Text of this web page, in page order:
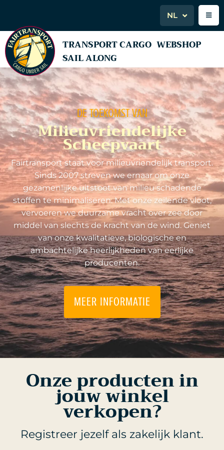
NL
TRANSPORT CARGO WEBSHOP
SAIL ALONG
DE TOEKOMST VAN
Milieuvriendelijke
Scheepvaart
Fairtransport staat voor milieuvriendelijk transport.
Sinds 2007 streven we ernaar om onze
gezamenlijke uitstoot van milieu schadende
stoffen te minimaliseren. Met onze zeilende vloot,
vervoeren we duurzame vracht over zee door
middel van slechts de kracht van de wind. Geniet
van onze kwalitatieve, biologische en
ambachtelijke heerlijkheden van eerlijke
producenten.
MEER INFORMATIE
Onze producten in
jouw winkel
verkopen?
Registreer jezelf als zakelijk klant.